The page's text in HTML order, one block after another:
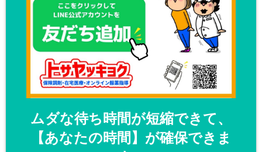
ムダな待ち時間が短縮できて、
【あなたの時間】が確保できま